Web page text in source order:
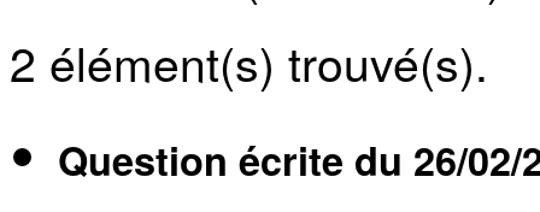
2 élément(s) trouvé(s).
Question écrite du 26/02/